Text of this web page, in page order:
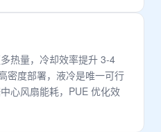
热量，冷却效率提升 3-4
密度部署，液冷是唯一可行
心风扇能耗，PUE 优化效